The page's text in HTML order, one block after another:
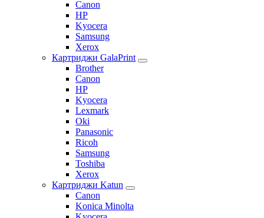
Canon
HP
Kyocera
Samsung
Xerox
Картриджи GalaPrint
Brother
Canon
HP
Kyocera
Lexmark
Oki
Panasonic
Ricoh
Samsung
Toshiba
Xerox
Картриджи Katun
Canon
Konica Minolta